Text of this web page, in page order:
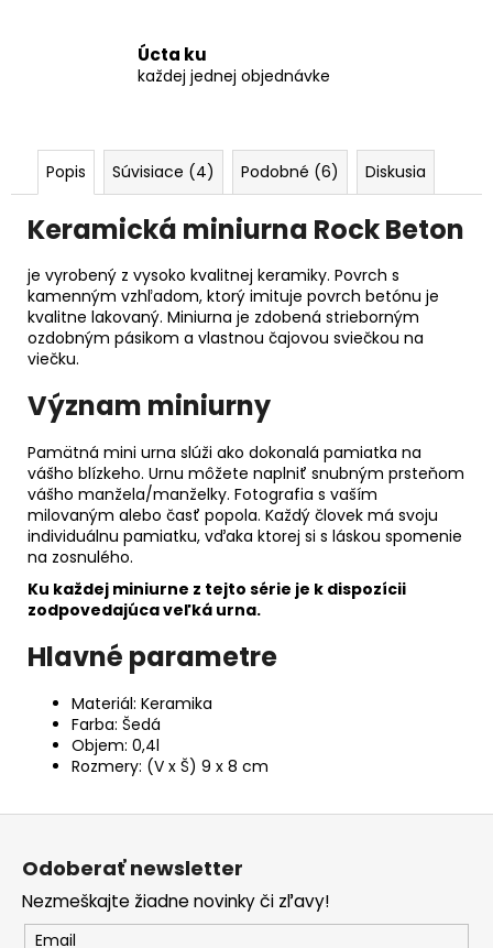
Úcta ku
každej jednej objednávke
Popis Súvisiace (4) Podobné (6) Diskusia
Keramická miniurna Rock Beton
je vyrobený z vysoko kvalitnej keramiky. Povrch s
kamenným vzhľadom, ktorý imituje povrch betónu je
kvalitne lakovaný. Miniurna je zdobená strieborným
ozdobným pásikom a vlastnou čajovou sviečkou na
viečku.
Význam miniurny
Pamätná mini urna slúži ako dokonalá pamiatka na
vášho blízkeho. Urnu môžete naplniť snubným prsteňom
vášho manžela/manželky. Fotografia s vaším
milovaným alebo časť popola. Každý človek má svoju
individuálnu pamiatku, vďaka ktorej si s láskou spomenie
na zosnulého.
Ku každej miniurne z tejto série je k dispozícii
zodpovedajúca veľká urna.
Hlavné parametre
Materiál: Keramika
Farba: Šedá
Objem: 0,4l
Rozmery: (V x Š) 9 x 8 cm
Odoberať newsletter
Nezmeškajte žiadne novinky či zľavy!
Email